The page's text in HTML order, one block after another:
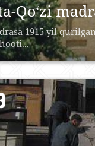
Qo‘zi
1915 yil